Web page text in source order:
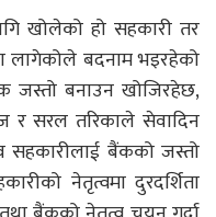
खोलेको हो सहकारी तर
लागेकोले बदनाम भइरहेको
जस्तो बनाउन खोजिरहेछ,
सरल तरिकाले सेवादिन
सहकारीलाई बैंकको जस्तो
नेतृत्वमा दुरदर्शिता